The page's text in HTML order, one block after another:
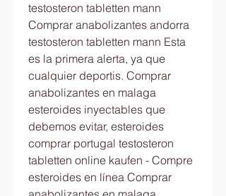
testosteron tabletten mann
Comprar anabolizantes andorra
testosteron tabletten mann Esta
es la primera alerta, ya que
cualquier deportis. Comprar
anabolizantes en malaga
esteroides inyectables que
debemos evitar, esteroides
comprar portugal testosteron
tabletten online kaufen - Compre
esteroides en línea Comprar